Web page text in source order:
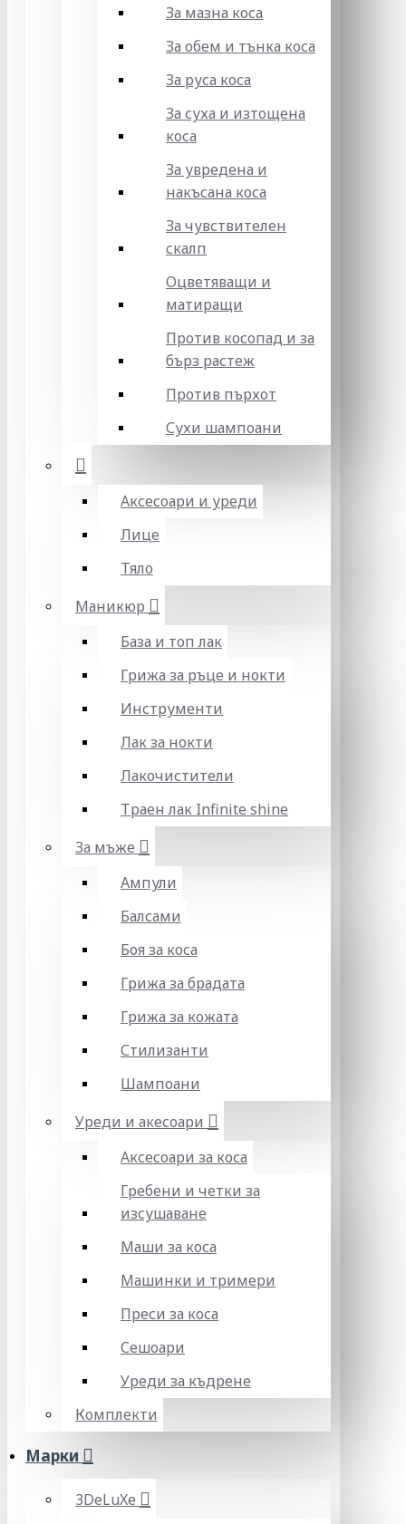
За мазна коса
За обем и тънка коса
За руса коса
За суха и изтощена
коса
За увредена и
накъсана коса
За чувствителен
скалп
Оцветяващи и
матиращи
Против косопад и за
бърз растеж
Против пърхот
Сухи шампоани
Аксесоари и уреди
Лице
Тяло
Маникюр
База и топ лак
Грижа за ръце и нокти
Инструменти
Лак за нокти
Лакочистители
Траен лак Infinite shine
За мъже
Ампули
Балсами
Боя за коса
Грижа за брадата
Грижа за кожата
Стилизанти
Шампоани
Уреди и акесоари
Аксесоари за коса
Гребени и четки за
изсушаване
Маши за коса
Машинки и тримери
Преси за коса
Сешоари
Уреди за къдрене
Комплекти
Марки
3DeLuXe